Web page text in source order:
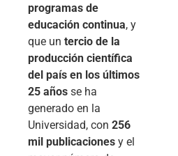
programas de
educación continua, y
que un tercio de la
producción científica
del país en los últimos
25 años se ha
generado en la
Universidad, con 256
mil publicaciones y el